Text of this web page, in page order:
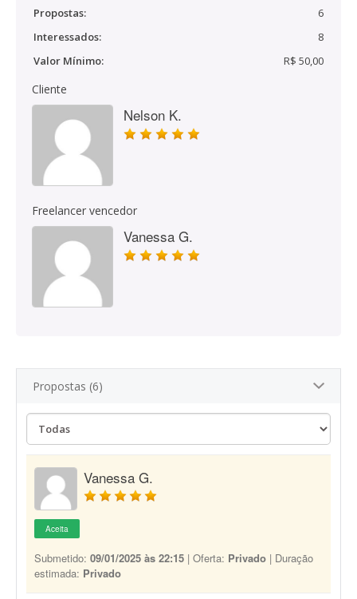
Propostas:
6
Interessados:
8
Valor Mínimo:
R$ 50,00
Cliente
Nelson K.
Freelancer vencedor
Vanessa G.
Propostas (6)
Vanessa G.
Aceita
Submetido: 09/01/2025 às 22:15 | Oferta: Privado | Duração
estimada: Privado